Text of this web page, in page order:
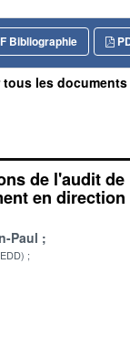
Bibliographie
les documents
de l'audit de
en direction
Paul